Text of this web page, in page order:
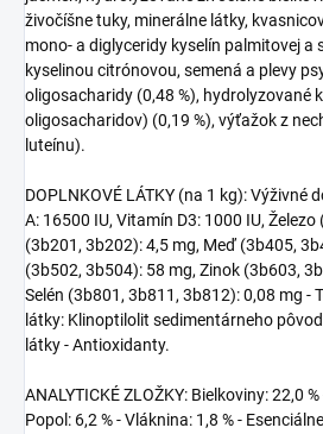
živočíšne tuky, minerálne látky,
mono- a diglyceridy kyselín palmitovej a
kyselinou citrónovou, semená a plevy
oligosacharidy (0,48 %), hydrolyzované
oligosacharidov) (0,19 %), výťažok z
luteínu).
DOPLNKOVÉ LÁTKY (na 1 kg): Výživné
A: 16500 IU, Vitamín D3: 1000 IU,
(3b201, 3b202): 4,5 mg, Meď (3b405,
(3b502, 3b504): 58 mg, Zinok (3b603,
Selén (3b801, 3b811, 3b812): 0,08 mg -
látky: Klinoptilolit sedimentárneho
látky - Antioxidanty.
ANALYTICKÉ ZLOŽKY: Bielkoviny: 22,0
Popol: 6,2 % - Vláknina: 1,8 % -